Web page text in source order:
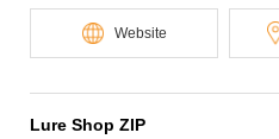
Website
Lure Shop ZIP